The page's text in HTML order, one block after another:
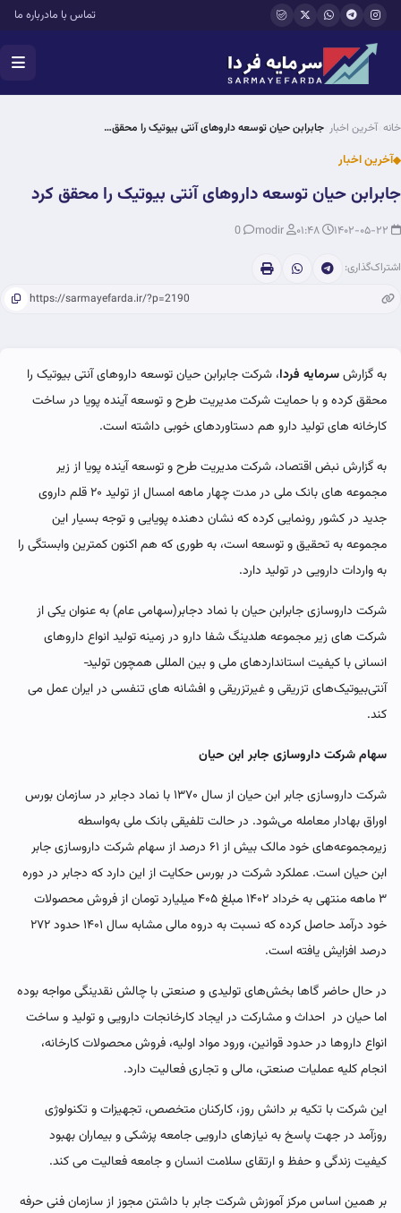
رفتن به محتوای اصلی تماس با مادرباره ما
خانه آخرین اخبار جابرابن حیان توسعه داروهای آنتی بیوتیک را محقق…
آخرین اخبار
جابرابن حیان توسعه داروهای آنتی بیوتیک را محقق کرد
اشتراک‌گذاری:
به گزارشسرمایه فردا، شرکت جابرابن حیان توسعه داروهای آنتی بیوتیک را
محقق کرده و با حمایت شرکت مدیریت طرح و توسعه آینده پویا در ساخت
کارخانه های تولید دارو هم دستاوردهای خوبی داشته است.
به گزارش نبض اقتصاد، شرکت مدیریت طرح و توسعه آینده پویا از زیر
مجموعه های بانک ملی در مدت چهار ماهه امسال از تولید ۲۰ قلم داروی
جدید در کشور رونمایی کرده که نشان دهنده پویایی و توجه بسیار این
مجموعه به تحقیق و توسعه است، به طوری که هم اکنون کمترین وابستگی را
به واردات دارویی در تولید دارد.
شرکت داروسازی جابرابن حیان با نماد دجابر(سهامی عام) به عنوان یکی از
شرکت های زیر مجموعه هلدینگ شفا دارو در زمینه تولید انواع داروهای
انسانی با کیفیت استانداردهای ملی و بین المللی همچون تولید­
آنتی‌بیوتیک‌های تزریقی و غیرتزریقی و افشانه های تنفسی در ایران عمل می
کند.
سهام شرکت داروسازی جابر ابن حیان
شرکت داروسازی جابر ابن حیان از سال ۱۳۷۰ با نماد دجابر در سازمان بورس
اوراق بهادار معامله می‌شود. در حالت تلفیقی بانک ملی به‌واسطه
زیرمجموعه‌های خود مالک بیش از ۶۱ درصد از سهام شرکت داروسازی جابر
ابن حیان است. عملکرد شرکت در بورس حکایت از این دارد که دجابر در دوره
۳ ماهه منتهی به خرداد ۱۴۰۲ مبلغ ۴۰۵ میلیارد تومان از فروش محصولات
خود درآمد حاصل کرده که نسبت به دروه مالی مشابه سال ۱۴۰۱ حدود ۲۷۲
درصد افزایش یافته است.
در حال حاضر گاها بخش‌های تولیدی و صنعتی با چالش نقدینگی مواجه بوده
اما حیان در احداث و مشارکت در ایجاد کارخانجات دارویی و تولید و ساخت
انواع داروها در حدود قوانین، ورود مواد اولیه، فروش محصولات کارخانه،
انجام کلیه عملیات صنعتی، مالی و تجاری فعالیت دارد.
این شرکت با تکیه بر دانش روز، کارکنان متخصص، تجهیزات و تکنولوژی
روزآمد در جهت پاسخ به نیازهای دارویی جامعه پزشکی و بیماران بهبود
کیفیت زندگی و حفظ و ارتقای سلامت انسان و جامعه فعالیت می کند.
بر همین اساس مرکز آموزش شرکت جابر با داشتن مجوز از سازمان فنی حرفه